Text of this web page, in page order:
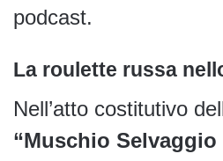
podcast.
La roulette russa
Nell’atto costitutivo
“Muschio Selvaggio